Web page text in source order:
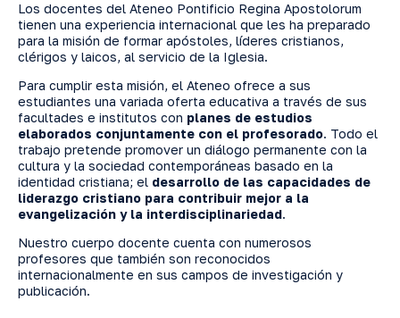
Los docentes del Ateneo Pontificio Regina Apostolorum
tienen una experiencia internacional que les ha preparado
para la misión de formar apóstoles, líderes cristianos,
clérigos y laicos, al servicio de la Iglesia.
Para cumplir esta misión, el Ateneo ofrece a sus
estudiantes una variada oferta educativa a través de sus
facultades e institutos con planes de estudios
elaborados conjuntamente con el profesorado. Todo el
trabajo pretende promover un diálogo permanente con la
cultura y la sociedad contemporáneas basado en la
identidad cristiana; el desarrollo de las capacidades de
liderazgo cristiano para contribuir mejor a la
evangelización y la interdisciplinariedad.
Nuestro cuerpo docente cuenta con numerosos
profesores que también son reconocidos
internacionalmente en sus campos de investigación y
publicación.